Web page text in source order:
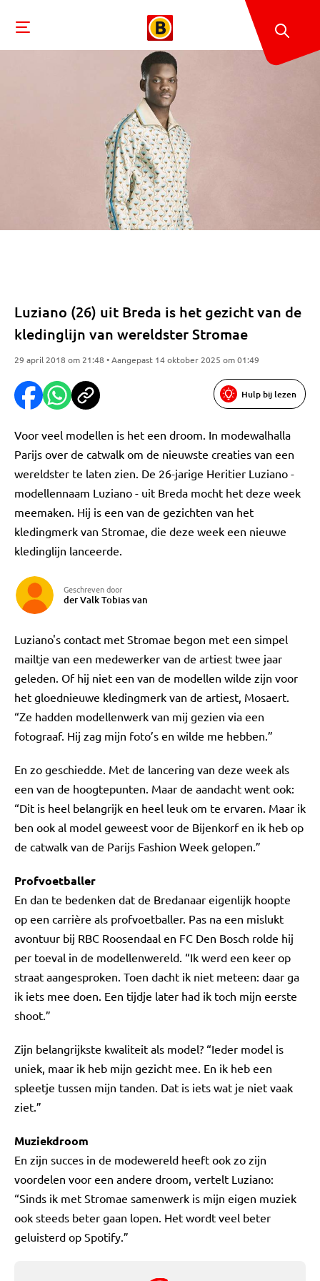
Luziano (26) uit Breda is het gezicht van de
kledinglijn van wereldster Stromae
29 april 2018 om 21:48 • Aangepast 14 oktober 2025 om 01:49
Hulp bij lezen
Voor veel modellen is het een droom. In modewalhalla
Parijs over de catwalk om de nieuwste creaties van een
wereldster te laten zien. De 26-jarige Heritier Luziano -
modellennaam Luziano - uit Breda mocht het deze week
meemaken. Hij is een van de gezichten van het
kledingmerk van Stromae, die deze week een nieuwe
kledinglijn lanceerde.
Geschreven door
der Valk Tobias van
Luziano's contact met Stromae begon met een simpel
mailtje van een medewerker van de artiest twee jaar
geleden. Of hij niet een van de modellen wilde zijn voor
het gloednieuwe kledingmerk van de artiest, Mosaert.
“Ze hadden modellenwerk van mij gezien via een
fotograaf. Hij zag mijn foto’s en wilde me hebben.”
En zo geschiedde. Met de lancering van deze week als
een van de hoogtepunten. Maar de aandacht went ook:
“Dit is heel belangrijk en heel leuk om te ervaren. Maar ik
ben ook al model geweest voor de Bijenkorf en ik heb op
de catwalk van de Parijs Fashion Week gelopen.”
Profvoetballer
En dan te bedenken dat de Bredanaar eigenlijk hoopte
op een carrière als profvoetballer. Pas na een mislukt
avontuur bij RBC Roosendaal en FC Den Bosch rolde hij
per toeval in de modellenwereld. “Ik werd een keer op
straat aangesproken. Toen dacht ik niet meteen: daar ga
ik iets mee doen. Een tijdje later had ik toch mijn eerste
shoot.”
Zijn belangrijkste kwaliteit als model? “Ieder model is
uniek, maar ik heb mijn gezicht mee. En ik heb een
spleetje tussen mijn tanden. Dat is iets wat je niet vaak
ziet.”
Muziekdroom
En zijn succes in de modewereld heeft ook zo zijn
voordelen voor een andere droom, vertelt Luziano:
“Sinds ik met Stromae samenwerk is mijn eigen muziek
ook steeds beter gaan lopen. Het wordt veel beter
geluisterd op Spotify.”